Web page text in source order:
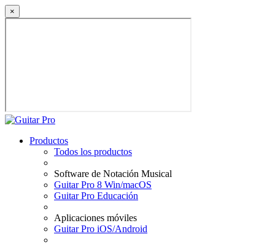
×
Productos
Todos los productos
Software de Notación Musical
Guitar Pro 8 Win/macOS
Guitar Pro Educación
Aplicaciones móviles
Guitar Pro iOS/Android